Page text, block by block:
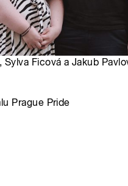
Ficová a Jakub
Prague Pride